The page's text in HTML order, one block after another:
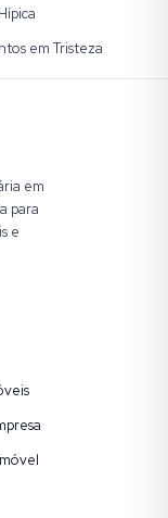
em Tristeza
em
para
e